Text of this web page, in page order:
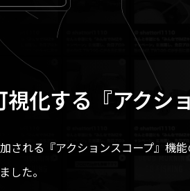
化する 『アクシ
される『アクションスコープ』機
した。